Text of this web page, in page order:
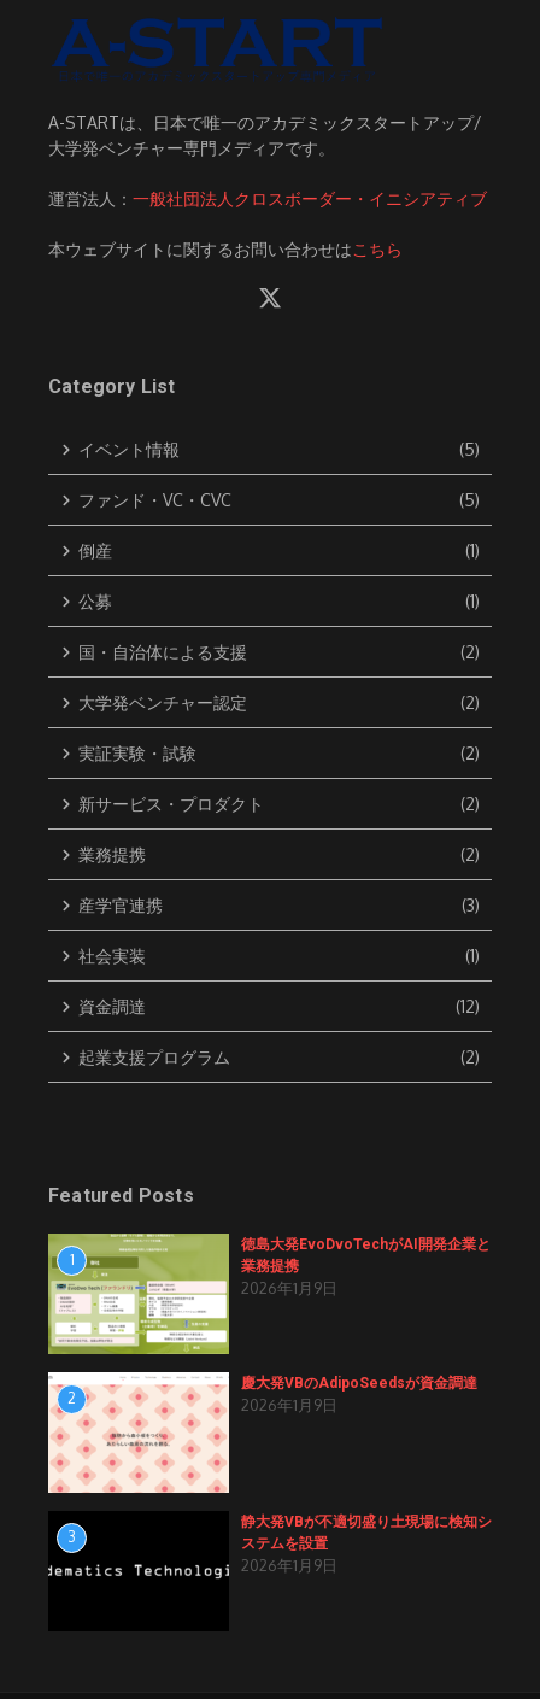
A-STARTは、日本で唯一のアカデミックスタートアップ/
大学発ベンチャー専門メディアです。
運営法人： 一般社団法人クロスボーダー・イニシアティブ
本ウェブサイトに関するお問い合わせはこちら
Category List
イベント情報 (5)
ファンド・VC・CVC (5)
倒産 (1)
公募 (1)
国・自治体による支援 (2)
大学発ベンチャー認定 (2)
実証実験・試験 (2)
新サービス・プロダクト (2)
業務提携 (2)
産学官連携 (3)
社会実装 (1)
資金調達 (12)
起業支援プログラム (2)
Featured Posts
1
徳島大発EvoDvoTechがAI開発企業と
業務提携
2026年1月9日
2
慶大発VBのAdipoSeedsが資金調達
2026年1月9日
3
静大発VBが不適切盛り土現場に検知シ
ステムを設置
2026年1月9日